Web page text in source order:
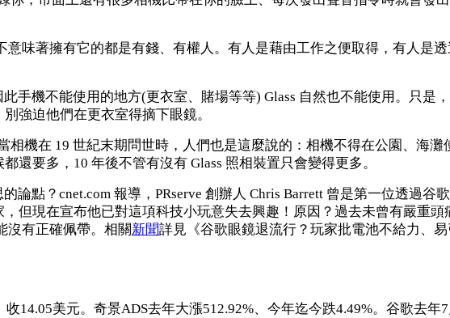
意味著擁有它的都是有錢、有權人。有人是藉由工作之便取得，有人是透
手機不能使用的地方(更衣室、賭場等等) Glass 自然也不能使用。只是
強迫他們在更衣室得摘下眼鏡。
相機在 19 世紀末期問世時，人們也是這麼說的：相機不得在公園、海
還要多，10 年後不管有沒有 Glass 照相裝置只會變得更多。
論點？cnet.com 報導，PRserve 創辦人 Chris Barrett 曾是第一位透過谷
但現在宣布他已對這項科技小玩意失去興趣！原因？過去未曾有嚴重頭
沒有正確佩帶。相關新聞詳見《谷歌眼鏡退流行？玩家批電池不給力、
14.05美元。奇景ADS去年大漲512.92%、今年迄今跌4.49%。谷歌去年